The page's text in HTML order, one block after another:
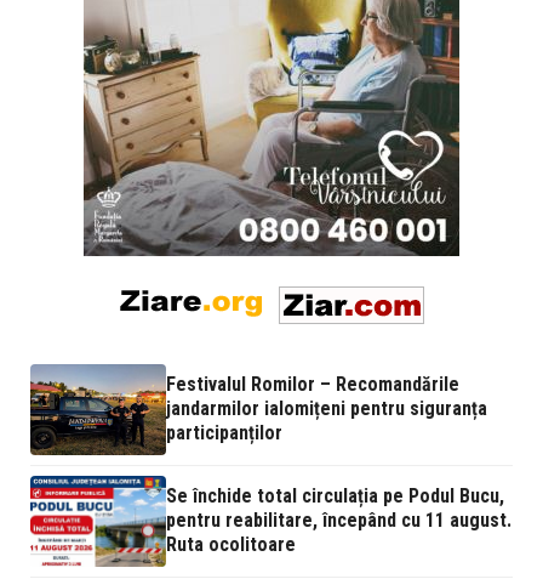
Festivalul Romilor – Recomandările
jandarmilor ialomițeni pentru siguranța
participanților
Se închide total circulația pe Podul Bucu,
pentru reabilitare, începând cu 11 august.
Ruta ocolitoare